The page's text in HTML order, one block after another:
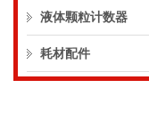
液体颗粒计数器
耗材配件